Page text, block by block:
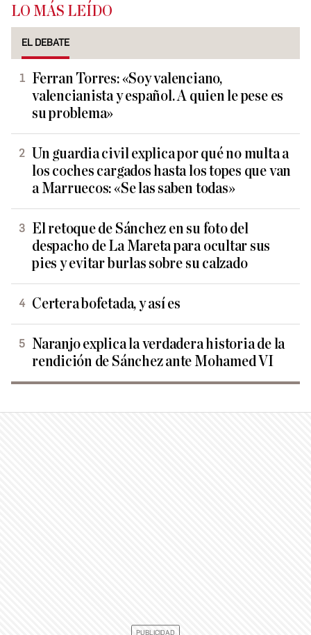
LO MÁS LEÍDO
EL DEBATE
Ferran Torres: «Soy valenciano,
valencianista y español. A quien le pese es
su problema»
Un guardia civil explica por qué no multa a
los coches cargados hasta los topes que van
a Marruecos: «Se las saben todas»
El retoque de Sánchez en su foto del
despacho de La Mareta para ocultar sus
pies y evitar burlas sobre su calzado
Certera bofetada, y así es
Naranjo explica la verdadera historia de la
rendición de Sánchez ante Mohamed VI